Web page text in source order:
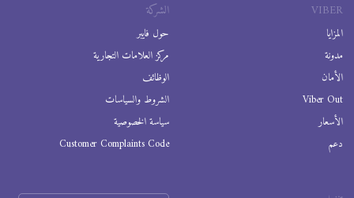
VIBER
المزايا
مدونة
الأمان
Viber Out
الأسعار
دعم
الشركة
حول فايبر
مركز العلامات التجارية
الوظائف
الشروط والسياسات
سياسة الخصوصية
Customer Complaints Code